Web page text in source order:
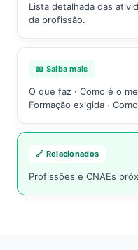
Lista detalhada das
da profissão.
📖 Saiba mais
O que faz · Como é o
Formação exigida ·
🔗 Relacionados
Profissões e CNAEs